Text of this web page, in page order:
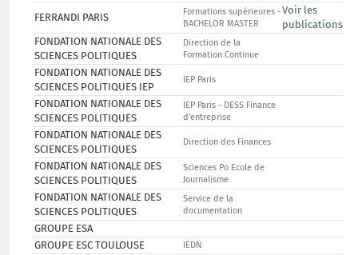
FERRANDI PARIS
Formations supérieures -
BACHELOR MASTER
Voir les
publications
FONDATION NATIONALE DES
SCIENCES POLITIQUES
Direction de la
Formation Continue
FONDATION NATIONALE DES
SCIENCES POLITIQUES IEP
IEP Paris
FONDATION NATIONALE DES
SCIENCES POLITIQUES
IEP Paris - DESS Finance
d'entreprise
FONDATION NATIONALE DES
SCIENCES POLITIQUES
Direction des Finances
FONDATION NATIONALE DES
SCIENCES POLITIQUES
Sciences Po Ecole de
Journalisme
FONDATION NATIONALE DES
SCIENCES POLITIQUES
Service de la
documentation
GROUPE ESA
GROUPE ESC TOULOUSE
IEDN